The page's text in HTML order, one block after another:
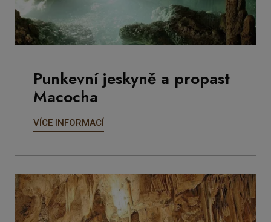
Punkevní jeskyně a propast
Macocha
VÍCE INFORMACÍ